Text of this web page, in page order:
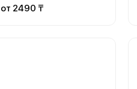
от 2490 ₸